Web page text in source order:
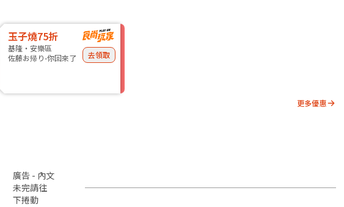
玉子燒75折
基隆・安樂區
佐藤お帰り-你回來了
去領取
更多優惠
廣告 - 內文
未完請往
下捲動